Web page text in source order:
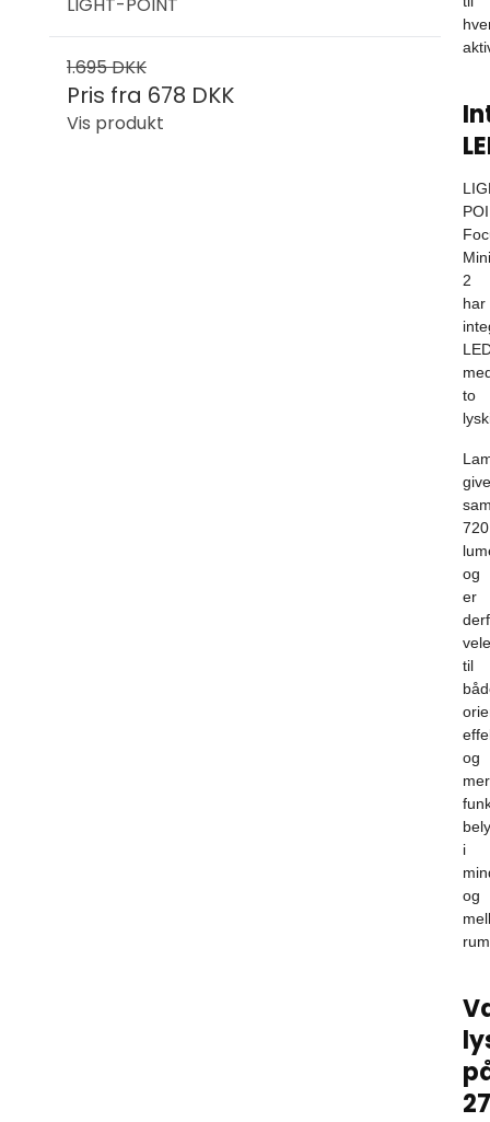
1.695 DKK
Pris fra 678 DKK
Vis produkt
Mini
2
har
to
720
og
er
til
og
i
og